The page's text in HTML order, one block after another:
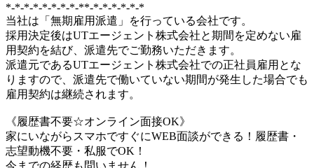
*-*-*-*-*-*-*-*-**-*-*-*-*-*-*
当社は「無期雇用派遣」を行っている会社です。
採用決定後はUTエージェント株式会社と期間を定めない雇
用契約を結び、派遣先でご勤務いただきます。
派遣元であるUTエージェント株式会社での正社員雇用とな
りますので、派遣先で働いていない期間が発生した場合でも
雇用契約は継続されます。
《履歴書不要☆オンライン面接OK》
家にいながらスマホですぐにWEB面談ができる！履歴書・
志望動機不要・私服でOK！
今までの経歴も問いません！